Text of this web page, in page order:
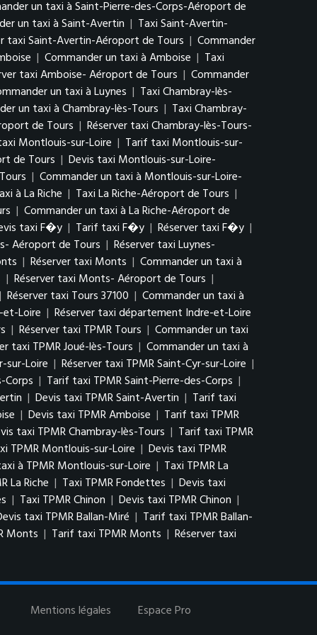
un taxi à Saint-Pierre-des-Corps-Aéroport de
un taxi à Saint-Avertin | Taxi Saint-Avertin-
taxi Saint-Avertin-Aéroport de Tours | Commander
| Commander un taxi à Amboise | Taxi
taxi Amboise- Aéroport de Tours | Commander
un taxi à Luynes | Taxi Chambray-lès-
un taxi à Chambray-lès-Tours | Taxi Chambray-
de Tours | Réserver taxi Chambray-lès-Tours-
Montlouis-sur-Loire | Tarif taxi Montlouis-sur-
de Tours | Devis taxi Montlouis-sur-Loire-
| Commander un taxi à Montlouis-sur-Loire-
à La Riche | Taxi La Riche-Aéroport de Tours |
| Commander un taxi à La Riche-Aéroport de
taxi F�y | Tarif taxi F�y | Réserver taxi F�y |
Aéroport de Tours | Réserver taxi Luynes-
| Réserver taxi Monts | Commander un taxi à
| Réserver taxi Monts- Aéroport de Tours |
Réserver taxi Tours 37100 | Commander un taxi à
Loire | Réserver taxi département Indre-et-Loire
| Réserver taxi TPMR Tours | Commander un taxi
taxi TPMR Joué-lès-Tours | Commander un taxi à
sur-Loire | Réserver taxi TPMR Saint-Cyr-sur-Loire |
Corps | Tarif taxi TPMR Saint-Pierre-des-Corps |
| Devis taxi TPMR Saint-Avertin | Tarif taxi
| Devis taxi TPMR Amboise | Tarif taxi TPMR
taxi TPMR Chambray-lès-Tours | Tarif taxi TPMR
TPMR Montlouis-sur-Loire | Devis taxi TPMR
à TPMR Montlouis-sur-Loire | Taxi TPMR La
La Riche | Taxi TPMR Fondettes | Devis taxi
| Taxi TPMR Chinon | Devis taxi TPMR Chinon |
taxi TPMR Ballan-Miré | Tarif taxi TPMR Ballan-
Monts | Tarif taxi TPMR Monts | Réserver taxi
Mentions légales Espace Pro